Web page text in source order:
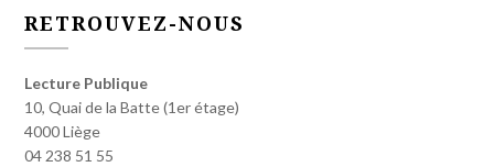
RETROUVEZ-NOUS
Lecture Publique
10, Quai de la Batte (1er étage)
4000 Liège
04 238 51 55